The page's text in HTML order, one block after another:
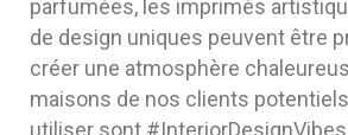
parfumées, les imprimés
de design uniques peuvent être
créer une atmosphère
maisons de nos clients
utiliser sont